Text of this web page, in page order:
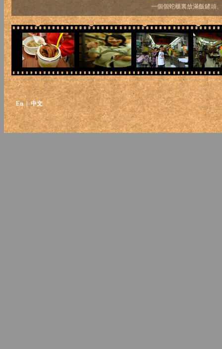
一個個蛇櫃裏放滿飯鏟頭
En| 中文